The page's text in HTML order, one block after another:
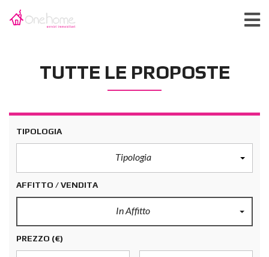
TUTTE LE PROPOSTE
TIPOLOGIA
Tipologia
AFFITTO / VENDITA
In Affitto
PREZZO (€)